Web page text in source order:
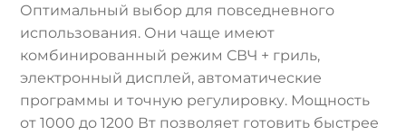
Оптимальный выбор для повседневного
использования. Они чаще имеют
комбинированный режим СВЧ + гриль,
электронный дисплей, автоматические
программы и точную регулировку. Мощность
от 1000 до 1200 Вт позволяет готовить быстрее